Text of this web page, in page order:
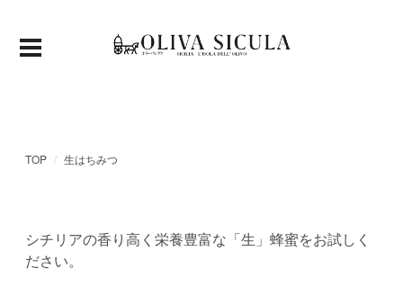
TOP 生はちみつ
シチリアの香り高く栄養豊富な「生」蜂蜜をお試しく
ださい。